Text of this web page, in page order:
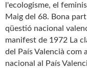
l'ecologisme, el
Maig del 68. Bona
qüestió nacional
manifest de 1972 La
del País Valencià com
nacional al País